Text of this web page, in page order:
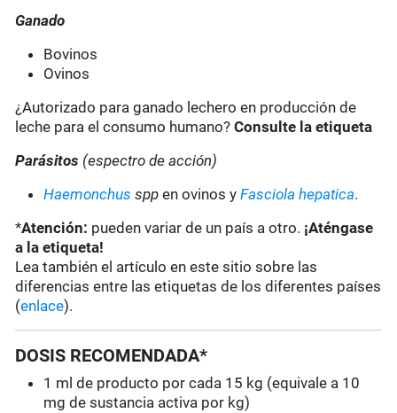
Ganado
Bovinos
Ovinos
¿Autorizado para ganado lechero en producción de
leche para el consumo humano?Consulte la etiqueta
Parásitos (espectro de acción)
Haemonchus spp en ovinos yFasciola hepatica.
*Atención: pueden variar de un país a otro. ¡Aténgase
a la etiqueta!
Lea también el artículo en este sitio sobre las
diferencias entre las etiquetas de los diferentes países
(enlace).
DOSIS RECOMENDADA*
1 ml de producto por cada 15 kg (equivale a 10
mg de sustancia activa por kg)